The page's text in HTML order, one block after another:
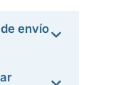
envío